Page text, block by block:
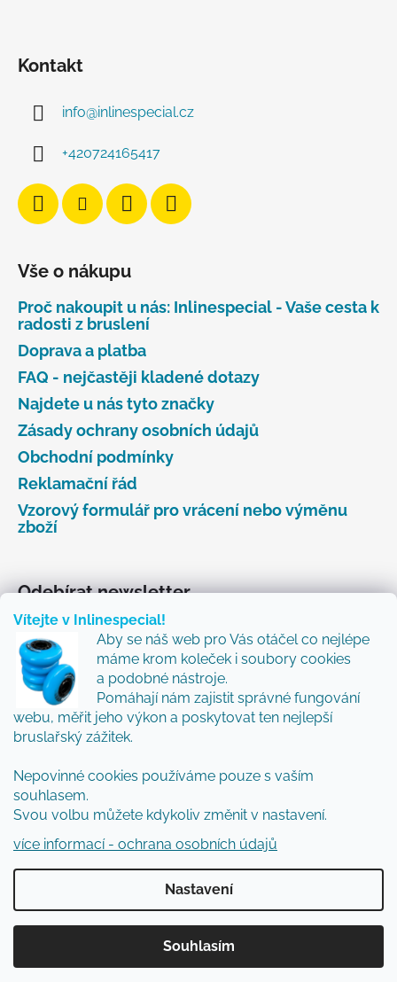
Vítejte v Inlinespecial!
Aby se náš web pro Vás otáčel co nejlépe
máme krom koleček i soubory cookies
a podobné nástroje.
Pomáhají nám zajistit správné fungování
webu, měřit jeho výkon a poskytovat ten nejlepší
bruslařský zážitek.
Nepovinné cookies používáme pouze s vaším
souhlasem.
Svou volbu můžete kdykoliv změnit v nastavení.
více informací - ochrana osobních údajů
Nastavení
Souhlasím
Kontakt
info@inlinespecial.cz
+420724165417
Vše o nákupu
Proč nakoupit u nás: Inlinespecial - Vaše cesta k
radosti z bruslení
Doprava a platba
FAQ - nejčastěji kladené dotazy
Najdete u nás tyto značky
Zásady ochrany osobních údajů
Obchodní podmínky
Reklamační řád
Vzorový formulář pro vrácení nebo výměnu
zboží
Odebírat newsletter
Vložte svůj e-mail a my vám budeme zasílat informace
o nových produktech na našem e-shopu.
Přidejte se k nám a my Vám budeme zasílat ty nejlepší
novinky a tipy.
E-mail
Vložením e-mailu souhlasíte spodmínkami
ochrany osobních údajů
PŘIHLÁSIT SE
Inlinespecial
vyhrazena.Upravit nastavení cookies